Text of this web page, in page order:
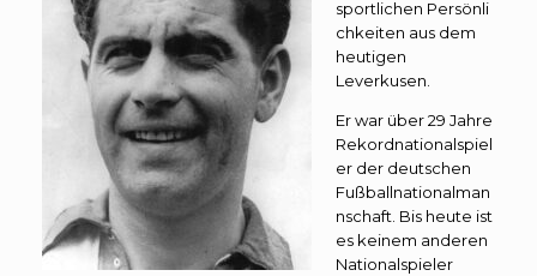
sportlichen Persönli
chkeiten aus dem
heutigen
Leverkusen.
Er war über 29 Jahre
Rekordnationalspiel
er der deutschen
Fußballnationalman
nschaft. Bis heute ist
es keinem anderen
Nationalspieler